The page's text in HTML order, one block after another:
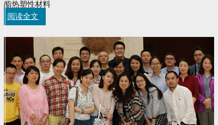
酯热塑性材料
阅读全文